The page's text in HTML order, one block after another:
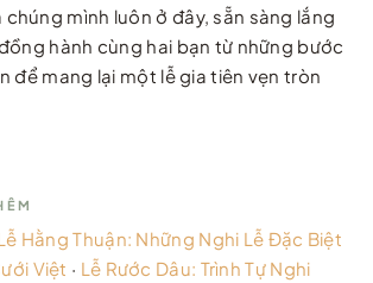
chúng mình luôn ở đây, sẵn sàng lắng
hành cùng hai bạn từ những bước
để mang lại một lễ gia tiên vẹn tròn
Hằng Thuận: Những Nghi Lễ Đặc Biệt
Việt · Lễ Rước Dâu: Trình Tự Nghi